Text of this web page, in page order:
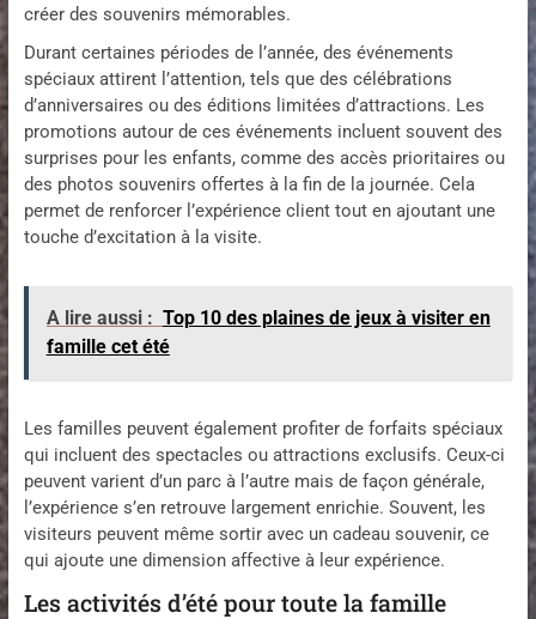
créer des souvenirs mémorables.
Durant certaines périodes de l’année, des événements
spéciaux attirent l’attention, tels que des célébrations
d’anniversaires ou des éditions limitées d’attractions. Les
promotions autour de ces événements incluent souvent des
surprises pour les enfants, comme des accès prioritaires ou
des photos souvenirs offertes à la fin de la journée. Cela
permet de renforcer l’expérience client tout en ajoutant une
touche d’excitation à la visite.
A lire aussi : Top 10 des plaines de jeux à visiter en
famille cet été
Les familles peuvent également profiter de forfaits spéciaux
qui incluent des spectacles ou attractions exclusifs. Ceux-ci
peuvent varient d’un parc à l’autre mais de façon générale,
l’expérience s’en retrouve largement enrichie. Souvent, les
visiteurs peuvent même sortir avec un cadeau souvenir, ce
qui ajoute une dimension affective à leur expérience.
Les activités d’été pour toute la famille